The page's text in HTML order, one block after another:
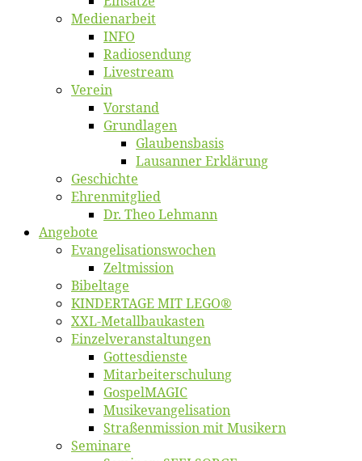
Me­di­en­ar­beit
INFO
Ra­dio­sen­dung
Live­stream
Ver­ein
Vor­stand
Grund­la­gen
Glaubens­ba­sis
Lausan­ner Erklärung
Ge­schich­te
Eh­ren­mit­glied
Dr. Theo Lehmann
An­ge­bo­te
Evangelisa­tions­wo­chen
Zelt­mis­si­on
Bi­bel­ta­ge
KINDERTAGE MIT LEGO®
XXL-Me­­tal­l­­bau­­kas­­ten
Einzelver­an­stal­tungen
Got­tes­diens­te
Mitarbeiter­schulung
Gos­pel­MA­GIC
Musikevan­ge­li­sa­tion
Straßenmis­sion mit Musikern
Se­mi­na­re